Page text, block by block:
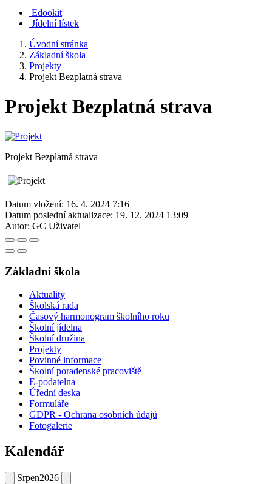
Edookit
Jídelní lístek
Úvodní stránka
Základní škola
Projekty
Projekt Bezplatná strava
Projekt Bezplatná strava
Projekt Bezplatná strava
Datum vložení: 16. 4. 2024 7:16
Datum poslední aktualizace: 19. 12. 2024 13:09
Autor: GC Uživatel
Základní škola
Aktuality
Školská rada
Časový harmonogram školního roku
Školní jídelna
Školní družina
Projekty
Povinné informace
Školní poradenské pracoviště
E-podatelna
Úřední deska
Formuláře
GDPR - Ochrana osobních údajů
Fotogalerie
Kalendář
Srpen2026